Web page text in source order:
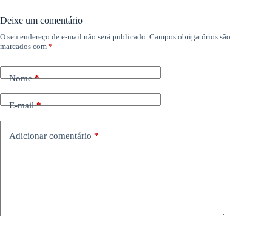
Deixe um comentário
O seu endereço de e-mail não será publicado. Campos obrigatórios são
marcados com *
Nome*
E-mail*
Adicionar comentário *